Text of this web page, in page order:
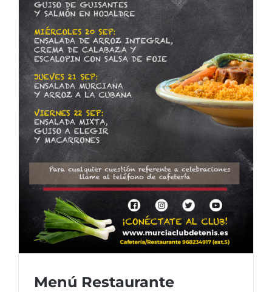
Menú Restaurante